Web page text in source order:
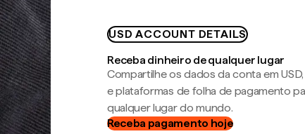
USD ACCOUNT DETAILS
Receba dinheiro de qualquer lugar
Compartilhe os dados da conta em
e plataformas de folha de pagamento
qualquer lugar do mundo.
Receba pagamento hoje